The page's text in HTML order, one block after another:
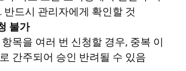
반드시 관리자에게 확인할 것
불가
목을 여러 번 신청할 경우, 중복 이
간주되어 승인 반려될 수 있음